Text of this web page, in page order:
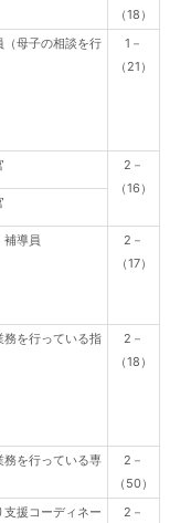
（18）
（母子の相談を行
1－
（21）
2－
（16）
導員
2－
（17）
務を行っている指
2－
（18）
務を行っている専
2－
（50）
支援コーディネー
2－